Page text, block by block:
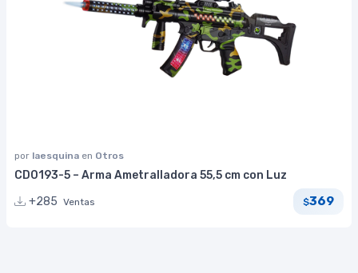
por laesquina en Otros
CD0193-5 – Arma Ametralladora 55,5 cm con Luz
+285 Ventas $369